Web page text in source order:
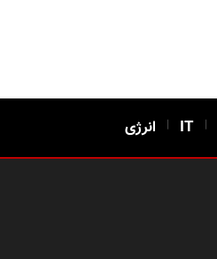
|
IT
| انرژی